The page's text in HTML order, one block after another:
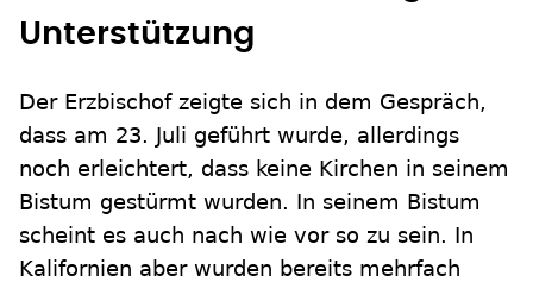
Unterstützung
Der Erzbischof zeigte sich in dem Gespräch,
dass am 23. Juli geführt wurde, allerdings
noch erleichtert, dass keine Kirchen in seinem
Bistum gestürmt wurden. In seinem Bistum
scheint es auch nach wie vor so zu sein. In
Kalifornien aber wurden bereits mehrfach